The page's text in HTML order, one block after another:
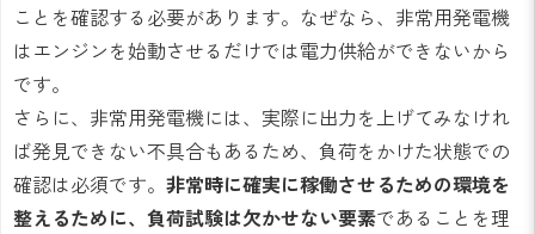
ことを確認する必要があります。なぜなら、非常用発電機
はエンジンを始動させるだけでは電力供給ができないから
です。
さらに、非常用発電機には、実際に出力を上げてみなけれ
ば発見できない不具合もあるため、負荷をかけた状態での
確認は必須です。 非常時に確実に稼働させるための環境を
整えるために、負荷試験は欠かせない要素であることを理